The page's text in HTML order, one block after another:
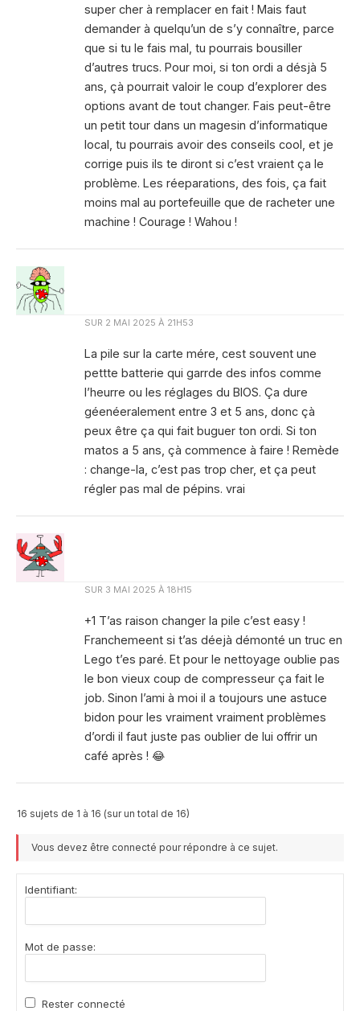
super cher à remplacer en fait ! Mais faut
demander à quelqu’un de s’y connaître, parce
que si tu le fais mal, tu pourrais bousiller
d’autres trucs. Pour moi, si ton ordi a désjà 5
ans, çà pourrait valoir le coup d’explorer des
options avant de tout changer. Fais peut-être
un petit tour dans un magesin d’informatique
local, tu pourrais avoir des conseils cool, et je
corrige puis ils te diront si c’est vraient ça le
problème. Les réeparations, des fois, ça fait
moins mal au portefeuille que de racheter une
machine ! Courage ! Wahou !
SUR 2 MAI 2025 À 21H53
La pile sur la carte mére, cest souvent une
pettte batterie qui garrde des infos comme
l’heurre ou les réglages du BIOS. Ça dure
géenéeralement entre 3 et 5 ans, donc çà
peux être ça qui fait buguer ton ordi. Si ton
matos a 5 ans, çà commence à faire ! Remède
: change-la, c’est pas trop cher, et ça peut
régler pas mal de pépins. vrai
SUR 3 MAI 2025 À 18H15
+1 T’as raison changer la pile c’est easy !
Franchemeent si t’as déejà démonté un truc en
Lego t’es paré. Et pour le nettoyage oublie pas
le bon vieux coup de compresseur ça fait le
job. Sinon l’ami à moi il a toujours une astuce
bidon pour les vraiment vraiment problèmes
d’ordi il faut juste pas oublier de lui offrir un
café après ! 😂
16 sujets de 1 à 16 (sur un total de 16)
Vous devez être connecté pour répondre à ce sujet.
Identifiant:
Mot de passe:
Rester connecté